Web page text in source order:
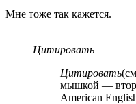
Мне тоже так кажется.
Цитировать
Цитировать
мышкой —
American